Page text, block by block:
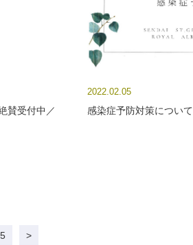
賛受付中／
2022.02.05
感染症予防対策について
5 >